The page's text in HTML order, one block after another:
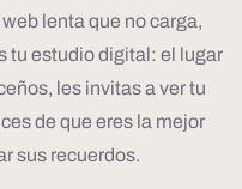
lenta que no carga,
tu estudio digital: el lugar
les invitas a ver tu
de que eres la mejor
sus recuerdos.